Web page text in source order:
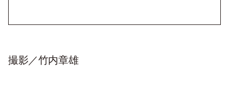
撮影／竹内章雄